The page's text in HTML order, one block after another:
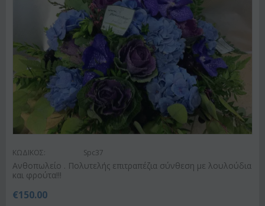
ΚΩΔΙΚΟΣ: Spc37
Ανθοπωλείο . Πολυτελής επιτραπέζια σύνθεση με λουλούδια
και φρούτα!!!
€150.00